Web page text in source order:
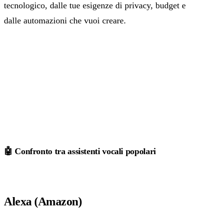
tecnologico, dalle tue esigenze di privacy, budget e
dalle automazioni che vuoi creare.
🤖 Confronto tra assistenti vocali popolari
Alexa (Amazon)